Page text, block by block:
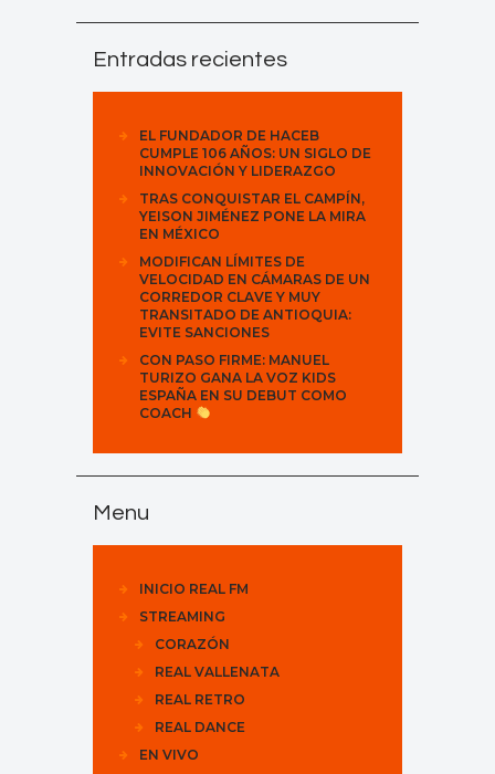
Entradas recientes
EL FUNDADOR DE HACEB
CUMPLE 106 AÑOS: UN SIGLO DE
INNOVACIÓN Y LIDERAZGO
TRAS CONQUISTAR EL CAMPÍN,
YEISON JIMÉNEZ PONE LA MIRA
EN MÉXICO
MODIFICAN LÍMITES DE
VELOCIDAD EN CÁMARAS DE UN
CORREDOR CLAVE Y MUY
TRANSITADO DE ANTIOQUIA:
EVITE SANCIONES
CON PASO FIRME: MANUEL
TURIZO GANA LA VOZ KIDS
ESPAÑA EN SU DEBUT COMO
COACH
Menu
INICIO REAL FM
STREAMING
CORAZÓN
REAL VALLENATA
REAL RETRO
REAL DANCE
EN VIVO